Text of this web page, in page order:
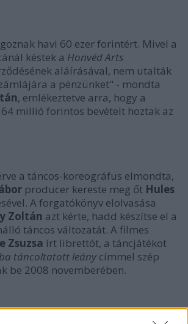
havi 60 ezer forintért. Mivel a
késtek a Honvéd Arts
aláírásával, nem utalták
a pénzünket" - mondta
, emlékeztetve arra, hogy a
millió forintos bevételt hoztak az
a táncos-koreográfus elmondta,
producer kereste meg őt Hules
A forgatókönyv elolvasása
Zoltán azt kérte, hadd készítse el a
táncos változatát. A filmes
Zsuzsa írt librettót, a táncjátékot
táncoltatott leány címmel szép
be 2008 novemberében.